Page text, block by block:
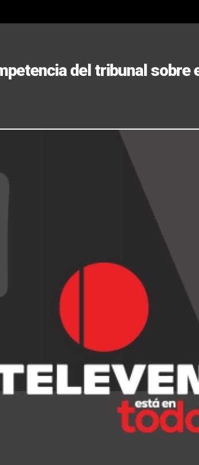
del tribunal sobre